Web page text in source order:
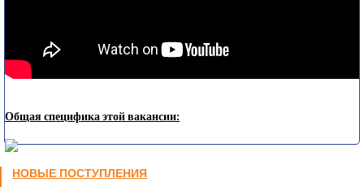
Общая специфика этой вакансии:
НОВЫЕ ПОСТУПЛЕНИЯ